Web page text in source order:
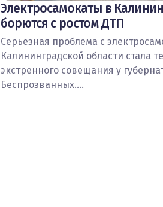
Электросамокаты в
борются с ростом ДТП
Серьезная проблема с
Калининградской области стала
экстренного совещания у
Беспрозванных.…